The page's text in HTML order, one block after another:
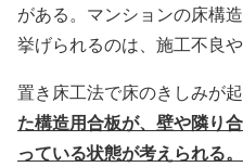
がある。マンションの床構
挙げられるのは、施工不良
置き床工法で床のきしみが起
た構造用合板が、壁や隣り
っている状態が考えられる。